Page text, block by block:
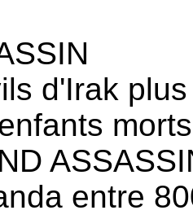
d'Irak
entre